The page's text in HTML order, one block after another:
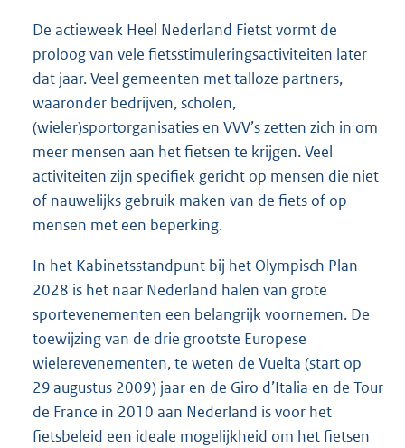
De actieweek Heel Nederland Fietst vormt de
proloog van vele fietsstimuleringsactiviteiten later
dat jaar. Veel gemeenten met talloze partners,
waaronder bedrijven, scholen,
(wieler)sportorganisaties en VVV’s zetten zich in om
meer mensen aan het fietsen te krijgen. Veel
activiteiten zijn specifiek gericht op mensen die niet
of nauwelijks gebruik maken van de fiets of op
mensen met een beperking.
In het Kabinetsstandpunt bij het Olympisch Plan
2028 is het naar Nederland halen van grote
sportevenementen een belangrijk voornemen. De
toewijzing van de drie grootste Europese
wielerevenementen, te weten de Vuelta (start op
29 augustus 2009) jaar en de Giro d’Italia en de Tour
de France in 2010 aan Nederland is voor het
fietsbeleid een ideale mogelijkheid om het fietsen